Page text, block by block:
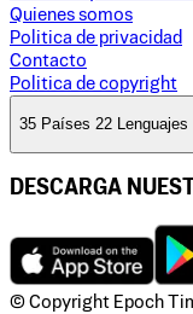
Quienes somos
Politica de privacidad
Contacto
Politica de copyright
35 Países 22 Lenguajes
DESCARGA
© Copyright Epoch